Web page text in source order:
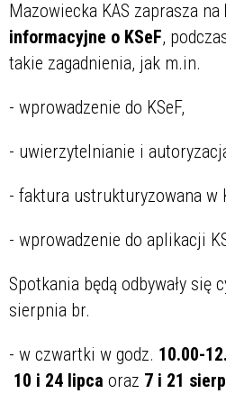
Mazowiecka KAS zaprasza na
informacyjne o KSeF,
takie zagadnienia, jak m.in.
- wprowadzenie do KSeF,
- uwierzytelnianie i
- faktura ustrukturyzowana w
- wprowadzenie do aplikacji
Spotkania będą odbywały się
sierpnia br.
- w czwartki w godz. 10.00-
10 i 24 lipca oraz 7 i 21